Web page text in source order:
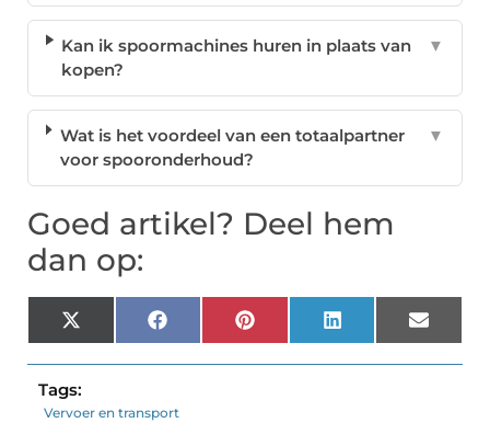
Kan ik spoormachines huren in plaats van
kopen?
▼
Wat is het voordeel van een totaalpartner
voor spooronderhoud?
▼
Goed artikel? Deel hem
dan op:
X
(Twitter)
FacebookPinterest LinkedIn Email
Tags:
Vervoer en transport